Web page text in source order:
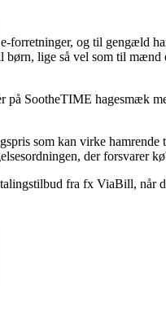
forretninger, og til gengæld
lige så vel som til
på SootheTIME hagesmæk
som kan virke hamrende
der forsvarer
fra fx ViaBill, når